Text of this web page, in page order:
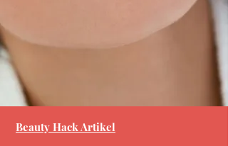
Beauty Hack Artikel